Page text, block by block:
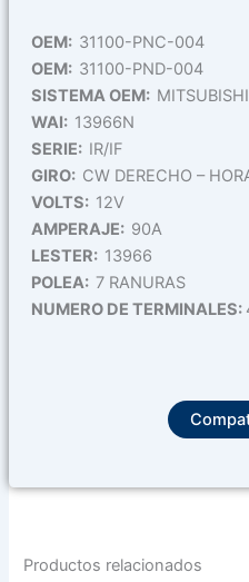
OEM: 31100-PNC-004
OEM: 31100-PND-004
SISTEMA OEM: MITSUBISHI
WAI: 13966N
SERIE: IR/IF
GIRO: CW DERECHO –
VOLTS: 12V
AMPERAJE: 90A
LESTER: 13966
POLEA: 7 RANURAS
NUMERO DE TERMINALES:
Productos relacionados